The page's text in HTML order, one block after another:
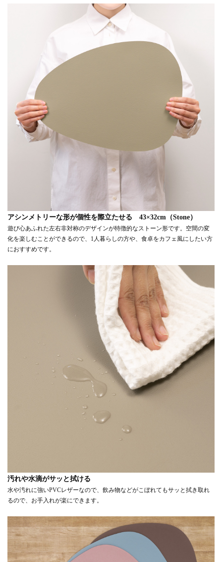
アシンメトリーな形が個性を際立たせる 43×32cm（Stone）
遊び心あふれた左右非対称のデザインが特徴的なストーン形です。空間の変
化を楽しむことができるので、1人暮らしの方や、食卓をカフェ風にしたい方
におすすめです。
汚れや水滴がサッと拭ける
水や汚れに強いPVCレザーなので、飲み物などがこぼれてもサッと拭き取れ
るので、お手入れが楽にできます。